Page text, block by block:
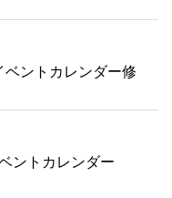
ベントカレンダー修
ントカレンダー